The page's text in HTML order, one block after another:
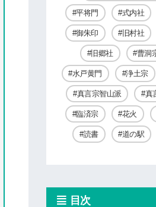
平将門 式内社
御朱印 旧村社
旧郷社 曹洞
水戸黄門 浄土宗
真言宗智山派 真
臨済宗 花火
読書 道の駅
目次